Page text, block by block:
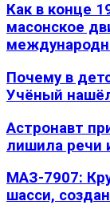
Как в конце
масонское
Почему в
Учёный
Астронавт
лишила речи
МАЗ-7907:
шасси,